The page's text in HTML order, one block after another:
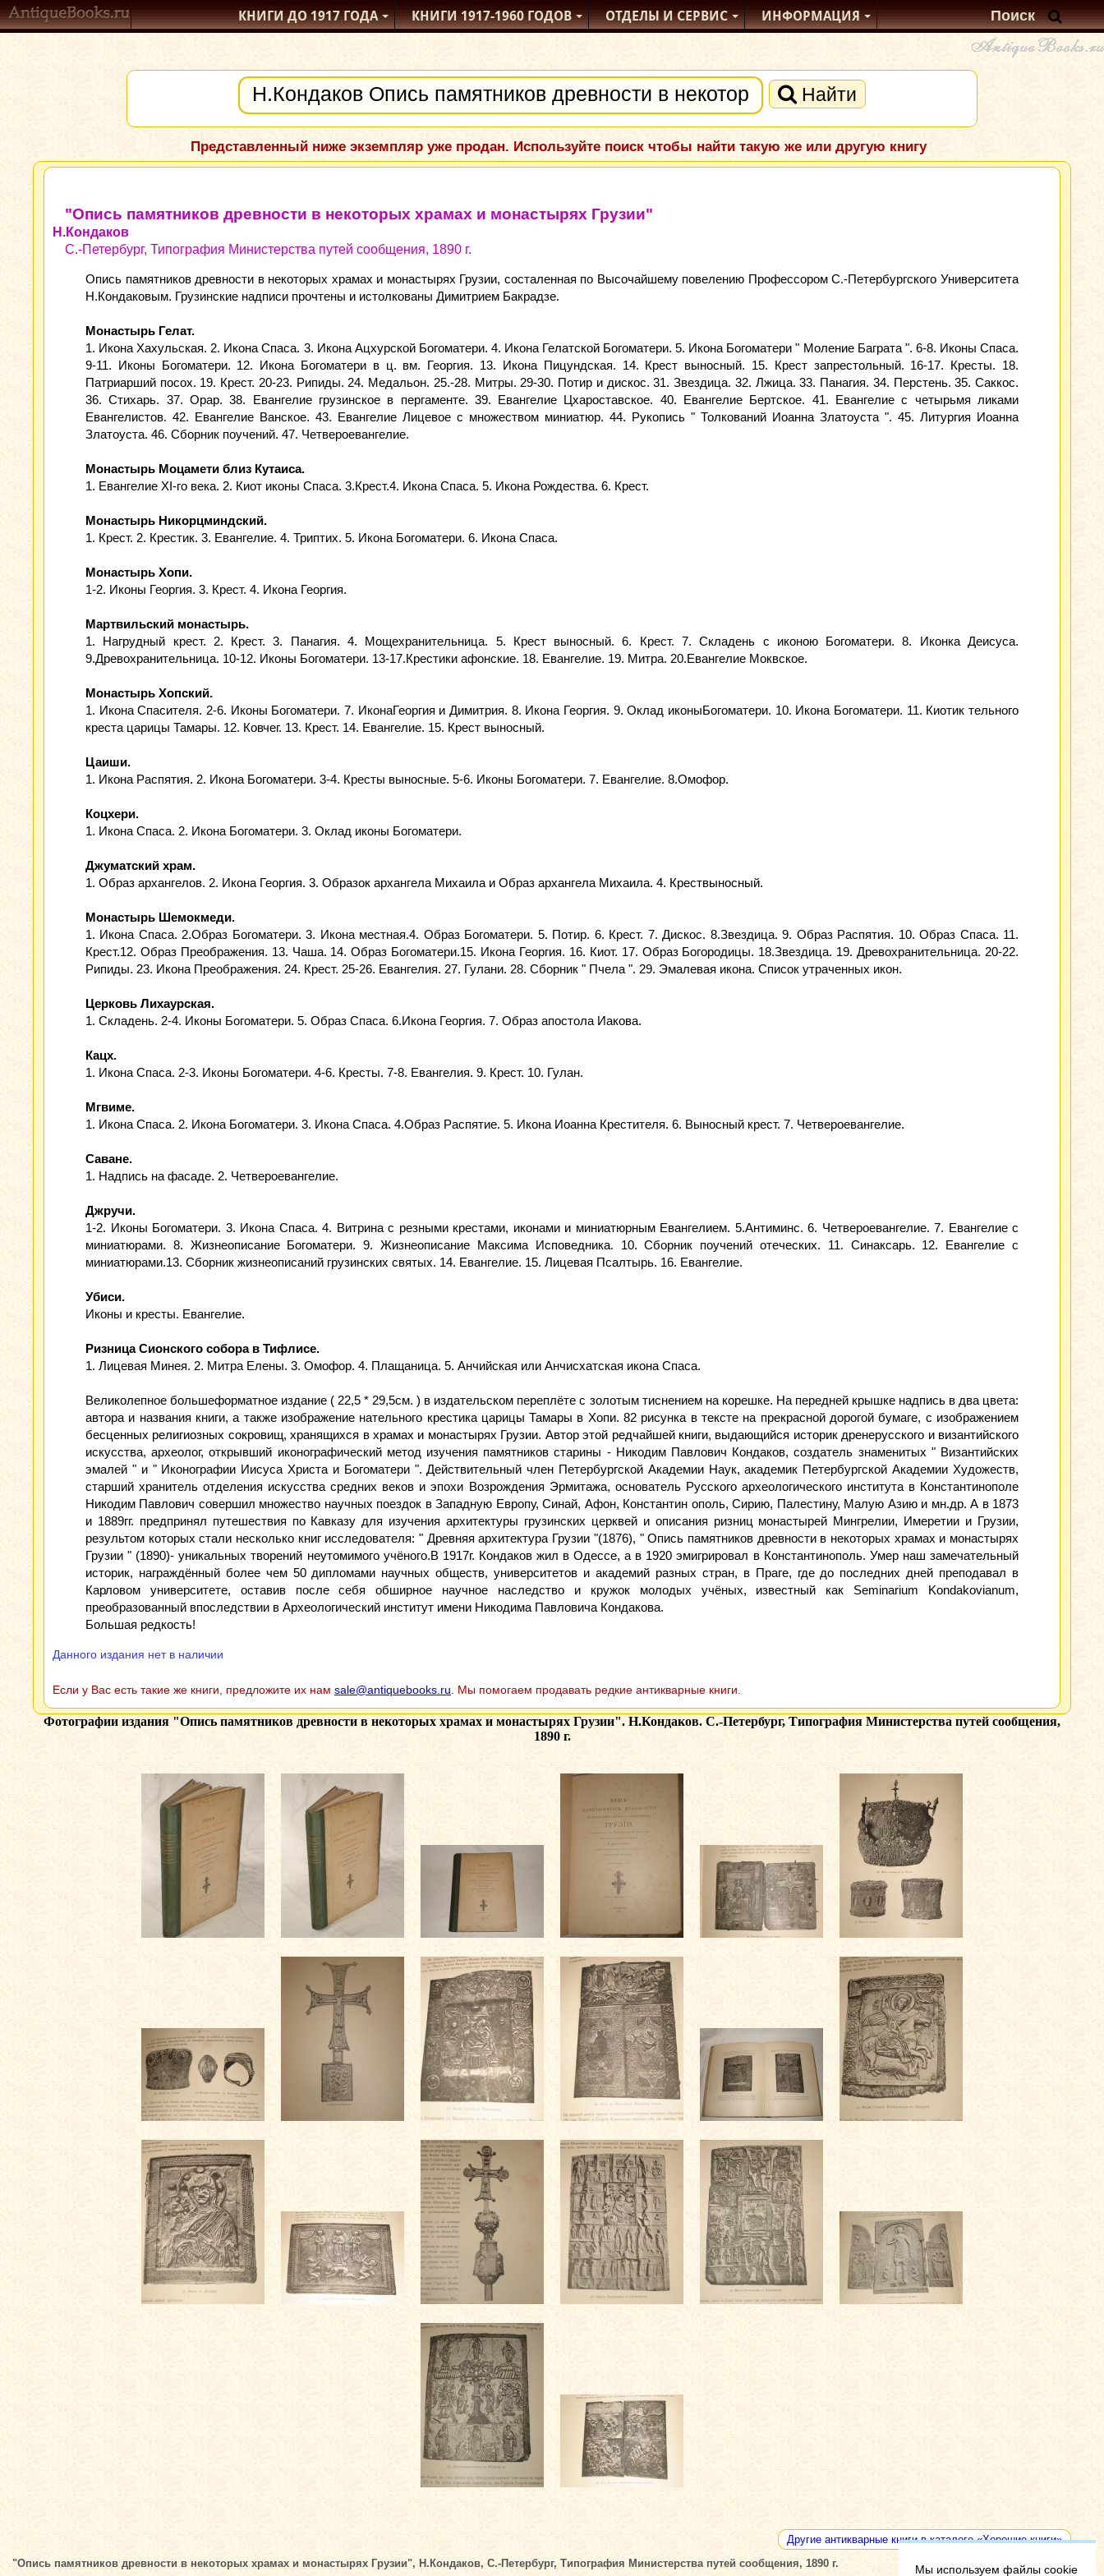
КНИГИ ДО 1917ГОДА КНИГИ1917-1960ГОДОВ ОТДЕЛЫИ СЕРВИС ИНФОРМАЦИЯ
Найти
Представленный ниже экземпляр уже продан. Используйте поиск чтобы найти такую же или другую книгу
"Опись памятников древности в некоторых храмах и монастырях Грузии"
Н.Кондаков
С.-Петербург, Типография Министерства путей сообщения, 1890 г.
Опись памятников древности в некоторых храмах и монастырях Грузии, состаленная по Высочайшему повелению Профессором С.-Петербургского Университета
Н.Кондаковым. Грузинские надписи прочтены и истолкованы Димитрием Бакрадзе.
Монастырь Гелат.
1. Икона Хахульская. 2. Икона Спаса. 3. Икона Ацхурской Богоматери. 4. Икона Гелатской Богоматери. 5. Икона Богоматери " Моление Баграта ". 6-8. Иконы Спаса.
9-11. Иконы Богоматери. 12. Икона Богоматери в ц. вм. Георгия. 13. Икона Пицундская. 14. Крест выносный. 15. Крест запрестольный. 16-17. Кресты. 18.
Патриарший посох. 19. Крест. 20-23. Рипиды. 24. Медальон. 25.-28. Митры. 29-30. Потир и дискос. 31. Звездица. 32. Лжица. 33. Панагия. 34. Перстень. 35. Саккос.
36. Стихарь. 37. Орар. 38. Евангелие грузинское в пергаменте. 39. Евангелие Цхароставское. 40. Евангелие Бертское. 41. Евангелие с четырьмя ликами
Евангелистов. 42. Евангелие Ванское. 43. Евангелие Лицевое с множеством миниатюр. 44. Рукопись " Толкований Иоанна Златоуста ". 45. Литургия Иоанна
Златоуста. 46. Сборник поучений. 47. Четвероевангелие.
Монастырь Моцамети близ Кутаиса.
1. Евангелие XI-го века. 2. Киот иконы Спаса. 3.Крест.4. Икона Спаса. 5. Икона Рождества. 6. Крест.
Монастырь Никорцминдский.
1. Крест. 2. Крестик. 3. Евангелие. 4. Триптих. 5. Икона Богоматери. 6. Икона Спаса.
Монастырь Хопи.
1-2. Иконы Георгия. 3. Крест. 4. Икона Георгия.
Мартвильский монастырь.
1. Нагрудный крест. 2. Крест. 3. Панагия. 4. Мощехранительница. 5. Крест выносный. 6. Крест. 7. Складень с иконою Богоматери. 8. Иконка Деисуса.
9.Древохранительница. 10-12. Иконы Богоматери. 13-17.Крестики афонские. 18. Евангелие. 19. Митра. 20.Евангелие Моквское.
Монастырь Хопский.
1. Икона Спасителя. 2-6. Иконы Богоматери. 7. ИконаГеоргия и Димитрия. 8. Икона Георгия. 9. Оклад иконыБогоматери. 10. Икона Богоматери. 11. Киотик тельного
креста царицы Тамары. 12. Ковчег. 13. Крест. 14. Евангелие. 15. Крест выносный.
Цаиши.
1. Икона Распятия. 2. Икона Богоматери. 3-4. Кресты выносные. 5-6. Иконы Богоматери. 7. Евангелие. 8.Омофор.
Коцхери.
1. Икона Спаса. 2. Икона Богоматери. 3. Оклад иконы Богоматери.
Джуматский храм.
1. Образ архангелов. 2. Икона Георгия. 3. Образок архангела Михаила и Образ архангела Михаила. 4. Крествыносный.
Монастырь Шемокмеди.
1. Икона Спаса. 2.Образ Богоматери. 3. Икона местная.4. Образ Богоматери. 5. Потир. 6. Крест. 7. Дискос. 8.Звездица. 9. Образ Распятия. 10. Образ Спаса. 11.
Крест.12. Образ Преображения. 13. Чаша. 14. Образ Богоматери.15. Икона Георгия. 16. Киот. 17. Образ Богородицы. 18.Звездица. 19. Древохранительница. 20-22.
Рипиды. 23. Икона Преображения. 24. Крест. 25-26. Евангелия. 27. Гулани. 28. Сборник " Пчела ". 29. Эмалевая икона. Список утраченных икон.
Церковь Лихаурская.
1. Складень. 2-4. Иконы Богоматери. 5. Образ Спаса. 6.Икона Георгия. 7. Образ апостола Иакова.
Кацх.
1. Икона Спаса. 2-3. Иконы Богоматери. 4-6. Кресты. 7-8. Евангелия. 9. Крест. 10. Гулан.
Мгвиме.
1. Икона Спаса. 2. Икона Богоматери. 3. Икона Спаса. 4.Образ Распятие. 5. Икона Иоанна Крестителя. 6. Выносный крест. 7. Четвероевангелие.
Саване.
1. Надпись на фасаде. 2. Четвероевангелие.
Джручи.
1-2. Иконы Богоматери. 3. Икона Спаса. 4. Витрина с резными крестами, иконами и миниатюрным Евангелием. 5.Антиминс. 6. Четвероевангелие. 7. Евангелие с
миниатюрами. 8. Жизнеописание Богоматери. 9. Жизнеописание Максима Исповедника. 10. Сборник поучений отеческих. 11. Синаксарь. 12. Евангелие с
миниатюрами.13. Сборник жизнеописаний грузинских святых. 14. Евангелие. 15. Лицевая Псалтырь. 16. Евангелие.
Убиси.
Иконы и кресты. Евангелие.
Ризница Сионского собора в Тифлисе.
1. Лицевая Минея. 2. Митра Елены. 3. Омофор. 4. Плащаница. 5. Анчийская или Анчисхатская икона Спаса.
Великолепное большеформатное издание ( 22,5 * 29,5см. ) в издательском переплёте с золотым тиснением на корешке. На передней крышке надпись в два цвета:
автора и названия книги, а также изображение нательного крестика царицы Тамары в Хопи. 82 рисунка в тексте на прекрасной дорогой бумаге, с изображением
бесценных религиозных сокровищ, хранящихся в храмах и монастырях Грузии. Автор этой редчайшей книги, выдающийся историк дренерусского и византийского
искусства, археолог, открывший иконографический метод изучения памятников старины - Никодим Павлович Кондаков, создатель знаменитых " Византийских
эмалей " и " Иконографии Иисуса Христа и Богоматери ". Действительный член Петербургской Академии Наук, академик Петербургской Академии Художеств,
старший хранитель отделения искусства средних веков и эпохи Возрождения Эрмитажа, основатель Русского археологического института в Константинополе
Никодим Павлович совершил множество научных поездок в Западную Европу, Синай, Афон, Константин ополь, Сирию, Палестину, Малую Азию и мн.др. А в 1873
и 1889гг. предпринял путешествия по Кавказу для изучения архитектуры грузинских церквей и описания ризниц монастырей Мингрелии, Имеретии и Грузии,
результом которых стали несколько книг исследователя: " Древняя архитектура Грузии "(1876), " Опись памятников древности в некоторых храмах и монастырях
Грузии " (1890)- уникальных творений неутомимого учёного.В 1917г. Кондаков жил в Одессе, а в 1920 эмигрировал в Константинополь. Умер наш замечательный
историк, награждённый более чем 50 дипломами научных обществ, университетов и академий разных стран, в Праге, где до последних дней преподавал в
Карловом университете, оставив после себя обширное научное наследство и кружок молодых учёных, известный как Seminarium Kondakovianum,
преобразованный впоследствии в Археологический институт имени Никодима Павловича Кондакова.
Большая редкость!
Данного издания нет в наличии
Если у Вас есть такие же книги, предложите их нам sale@antiquebooks.ru . Мы помогаем продавать редкие антикварные книги.
Фотографии издания "Опись памятников древности в некоторых храмах и монастырях Грузии". Н.Кондаков. С.-Петербург, Типография Министерства путей сообщения,
1890 г.
Другие антикварные книги в каталоге «Хорошие книги»
"Опись памятников древности в некоторых храмах и монастырях Грузии", Н.Кондаков, С.-Петербург, Типография Министерства путей сообщения, 1890 г.
Мы используем файлы cookie